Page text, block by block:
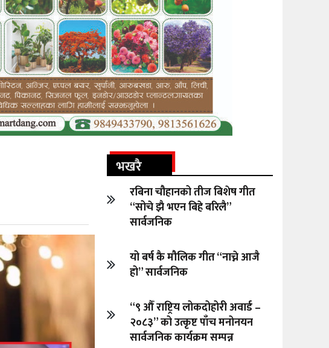
भखरै
रबिना चौहानको तीज बिशेष गीत
“सोचे झै भएन बिहे बरिलै”
सार्वजनिक
यो बर्ष कै मौलिक गीत “नाच्ने आजै
हो” सार्वजनिक
“९ औँ राष्ट्रिय लोकदोहोरी अवार्ड –
२०८३” को उत्कृष्ट पाँच मनोनयन
सार्वजनिक कार्यक्रम सम्पन्न